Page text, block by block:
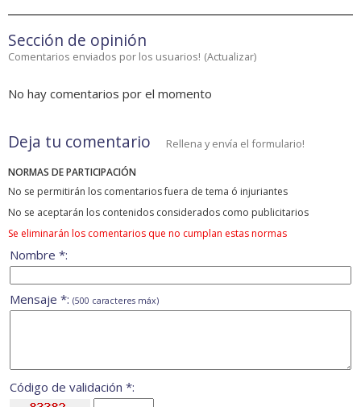
Sección de opinión
Comentarios enviados por los usuarios! (Actualizar)
No hay comentarios por el momento
Deja tu comentario Rellena y envía el formulario!
NORMAS DE PARTICIPACIÓN
No se permitirán los comentarios fuera de tema ó injuriantes
No se aceptarán los contenidos considerados como publicitarios
Se eliminarán los comentarios que no cumplan estas normas
Nombre *:
Mensaje *: (500 caracteres máx)
Código de validación *: